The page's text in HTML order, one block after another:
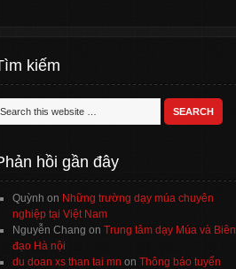
kiếm
hồi gần đây
Quỳnh on Những trường dạy múa chuyên
nghiệp tại Việt Nam
Nguyễn Chang on Trung tâm dạy Múa và Biên
đạo Hà nội
du doan xs than tai mn on Thông báo tuyển